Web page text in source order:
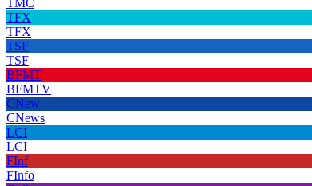
TMC
TFX
TFX
TSF
TSF
BFMT
BFMTV
CNew
CNews
LCI
LCI
FInf
FInfo